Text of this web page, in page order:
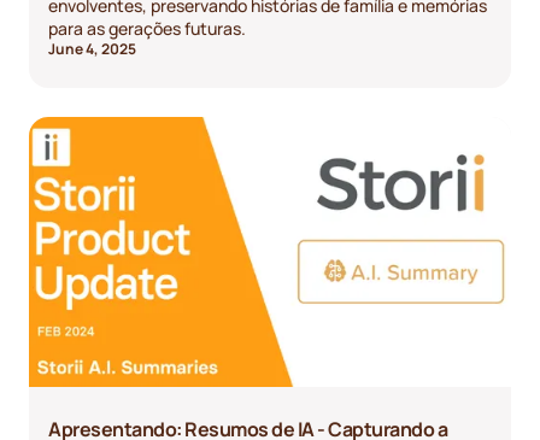
envolventes, preservando histórias de família e memórias
para as gerações futuras.
June 4, 2025
Apresentando: Resumos de IA - Capturando a